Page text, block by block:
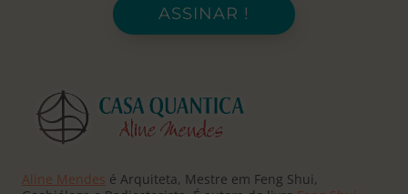
ASSINAR !
Aline Mendes é Arquiteta, Mestre em Feng Shui,